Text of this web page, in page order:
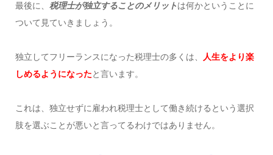
最後に、 税理士が独立することのメリットは何かということに
ついて見ていきましょう。
独立してフリーランスになった税理士の多くは、
人生をより楽
しめるようになったと言います。
これは、独立せずに雇われ税理士として働き続けるという選択
肢を選ぶことが悪いと言ってるわけではありません。